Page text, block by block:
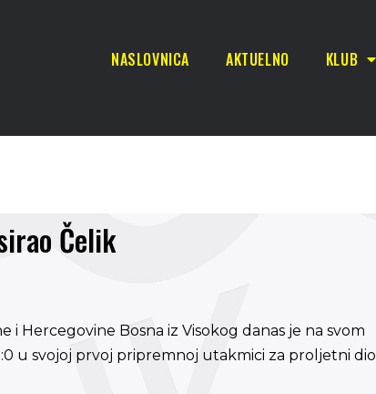
NASLOVNICA AKTUELNO KLUB
Čelik
i Hercegovine Bosna iz Visokog danas je na svom
u svojoj prvoj pripremnoj utakmici za proljetni dio